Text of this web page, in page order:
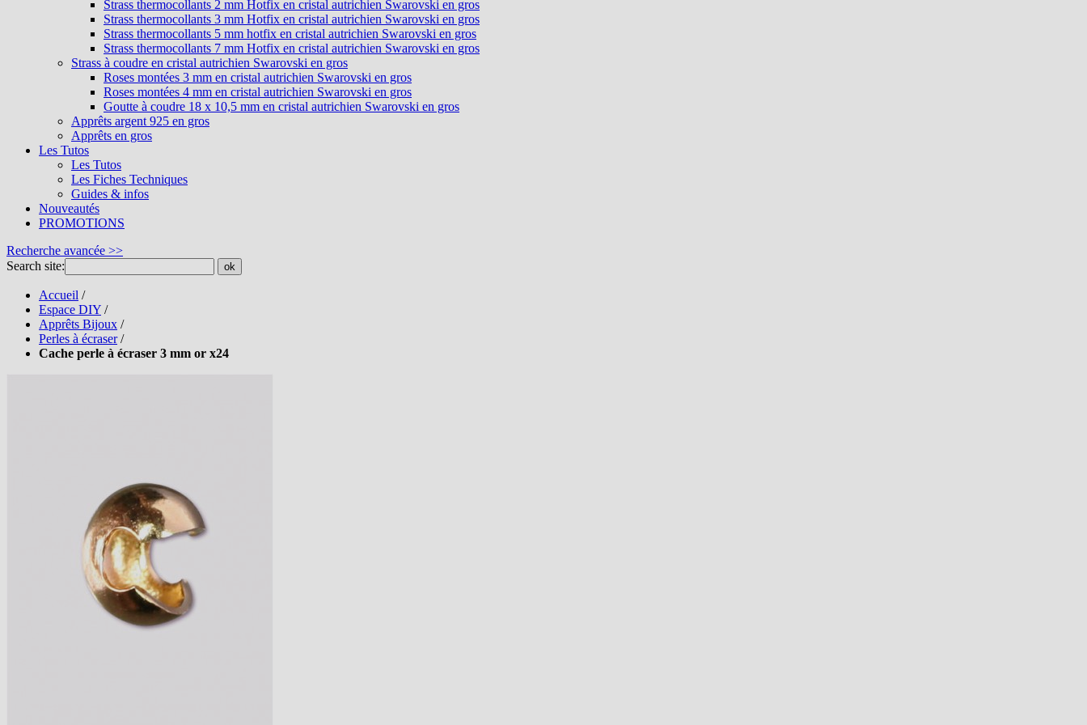
Strass thermocollants 2 mm Hotfix en cristal autrichien Swarovski en gros
Strass thermocollants 3 mm Hotfix en cristal autrichien Swarovski en gros
Strass thermocollants 5 mm hotfix en cristal autrichien Swarovski en gros
Strass thermocollants 7 mm Hotfix en cristal autrichien Swarovski en gros
Strass à coudre en cristal autrichien Swarovski en gros
Roses montées 3 mm en cristal autrichien Swarovski en gros
Roses montées 4 mm en cristal autrichien Swarovski en gros
Goutte à coudre 18 x 10,5 mm en cristal autrichien Swarovski en gros
Apprêts argent 925 en gros
Apprêts en gros
Les Tutos
Les Tutos
Les Fiches Techniques
Guides & infos
Nouveautés
PROMOTIONS
Recherche avancée >>
Search site:
ok
Accueil /
Espace DIY /
Apprêts Bijoux /
Perles à écraser /
Cache perle à écraser 3 mm or x24